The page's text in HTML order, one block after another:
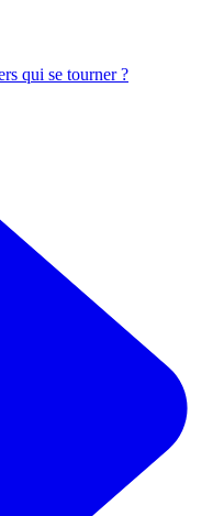
qui se tourner ?